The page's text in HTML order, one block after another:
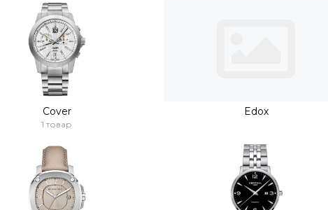
Cover
1 товар
Edox